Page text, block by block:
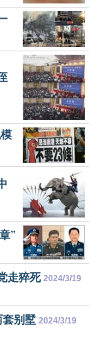
”
走猝死 2024/3/19
套别墅 2024/3/19